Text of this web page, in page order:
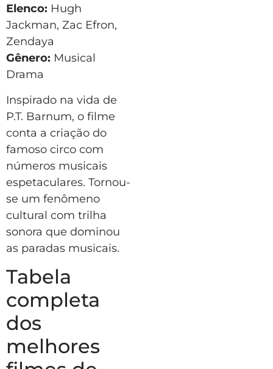
Elenco: Hugh
Jackman, Zac Efron,
Zendaya
Gênero: Musical
Drama
Inspirado na vida de
P.T. Barnum, o filme
conta a criação do
famoso circo com
números musicais
espetaculares. Tornou-
se um fenômeno
cultural com trilha
sonora que dominou
as paradas musicais.
Tabela
completa
dos
melhores